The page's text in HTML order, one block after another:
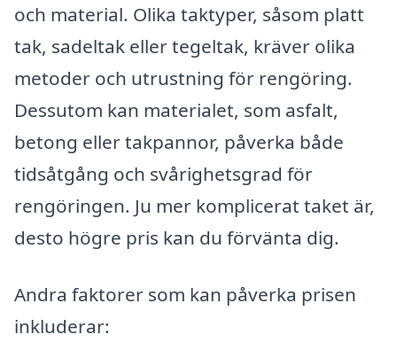
och material. Olika taktyper, såsom platt
tak, sadeltak eller tegeltak, kräver olika
metoder och utrustning för rengöring.
Dessutom kan materialet, som asfalt,
betong eller takpannor, påverka både
tidsåtgång och svårighetsgrad för
rengöringen. Ju mer komplicerat taket är,
desto högre pris kan du förvänta dig.
Andra faktorer som kan påverka prisen
inkluderar: